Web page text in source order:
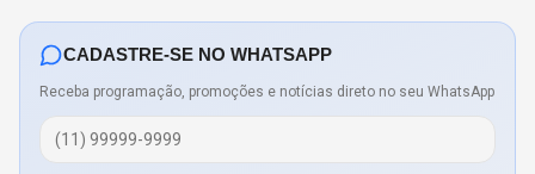
CADASTRE-SE NO WHATSAPP
Receba programação, promoções e notícias direto no seu WhatsApp